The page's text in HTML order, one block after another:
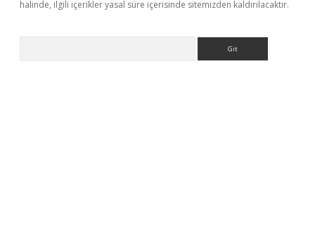
halinde, ilgili içerikler yasal süre içerisinde sitemizden kaldırılacaktır.